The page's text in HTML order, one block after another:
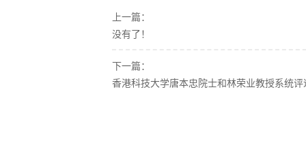
上一篇：
没有了！
下一篇：
香港科技大学唐本忠院士和林荣业教授系统